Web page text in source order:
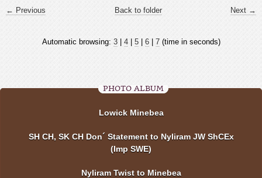
← Previous Next →
Back to folder
Automatic browsing: 3| 4| 5| 6| 7(time in seconds)
PHOTO ALBUM
Lowick Minebea
SH CH, SK CH Don´ Statement to Nyliram JW ShCEx
(Imp SWE)
Nyliram Twist to Minebea